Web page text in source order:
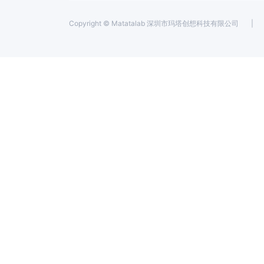
Copyright © Matatalab 深圳市玛塔创想科技有限公司